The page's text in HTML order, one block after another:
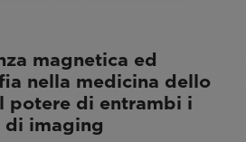
magnetica ed
nella medicina dello
potere di entrambi i
di imaging